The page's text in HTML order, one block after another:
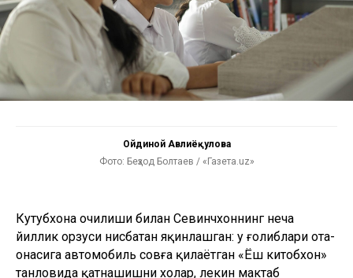
Ойдиной Авлиёқулова
Фото: Беҳзод Болтаев / «Газета.uz»
Кутубхона очилиши билан Севинчхоннинг неча
йиллик орзуси нисбатан яқинлашган: у ғолиблари ота-
онасига автомобиль совға қилаётган «Ёш китобхон»
танловида қатнашишни хоҳлар, лекин мактаб